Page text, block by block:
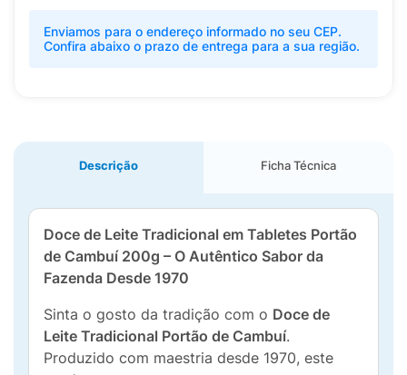
Enviamos para o endereço informado no seu CEP.
Confira abaixo o prazo de entrega para a sua região.
Descrição Ficha Técnica
Doce de Leite Tradicional em Tabletes Portão
de Cambuí 200g – O Autêntico Sabor da
Fazenda Desde 1970
Sinta o gosto da tradição com o Doce de
Leite Tradicional Portão de Cambuí.
Produzido com maestria desde 1970, este